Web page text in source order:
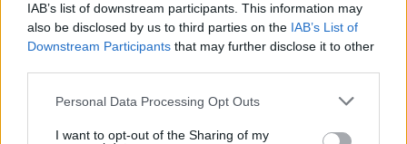
IAB’s list of downstream participants. This information may
also be disclosed by us to third parties on the IAB’s List of
Downstream Participants that may further disclose it to other
Personal Data Processing Opt Outs
I want to opt-out of the Sharing of my